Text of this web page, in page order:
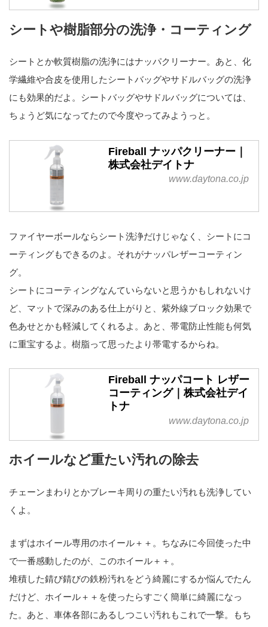
シートや樹脂部分の洗浄・コーティング
シートとか軟質樹脂の洗浄にはナッパクリーナー。あと、化
学繊維や合皮を使用したシートバッグやサドルバッグの洗浄
にも効果的だよ。シートバッグやサドルバッグについては、
ちょうど気になってたので今度やってみようっと。
Fireball ナッパクリーナー｜
株式会社デイトナ
www.daytona.co.jp
ファイヤーボールならシート洗浄だけじゃなく、シートにコ
ーティングもできるのよ。それがナッパレザーコーティン
グ。
シートにコーティングなんていらないと思うかもしれないけ
ど、マットで深みのある仕上がりと、紫外線ブロック効果で
色あせとかも軽減してくれるよ。あと、帯電防止性能も何気
に重宝するよ。樹脂って思ったより帯電するからね。
Fireball ナッパコート レザー
コーティング｜株式会社デイ
トナ
www.daytona.co.jp
ホイールなど重たい汚れの除去
チェーンまわりとかブレーキ周りの重たい汚れも洗浄してい
くよ。
まずはホイール専用のホイール＋＋。ちなみに今回使った中
で一番感動したのが、このホイール＋＋。
堆積した錆び錆びの鉄粉汚れをどう綺麗にするか悩んでたん
だけど、ホイール＋＋を使ったらすごく簡単に綺麗になっ
た。あと、車体各部にあるしつこい汚れもこれで一撃。もち